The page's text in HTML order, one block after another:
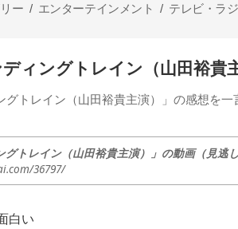
ー エンターテインメント テレビ・ラ
ディングトレイン（山田裕貴
グトレイン（山田裕貴主演）」の感想を一
グトレイン（山田裕貴主演）」の動画（見逃
36797/
白い